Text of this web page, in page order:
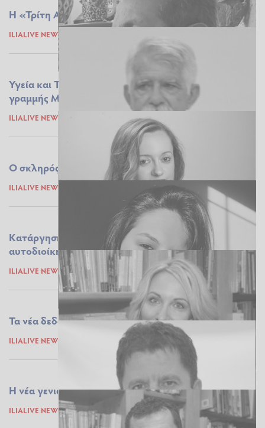
Η «Τρίτη Αποστολή» του Πανεπιστημίου Πατρών
ILIALIVE NEWSROOM
Υγεία και Ταμείο Ανάκαμψης - Η εμπειρία της
γραμμής Μαζινό
ILIALIVE NEWSROOM 11.03.2021 11:47
Ο σκληρός αντίλαλος της βίας...
ILIALIVE NEWSROOM
Κατάργηση της απλής αναλογικής - Νέος νόμος στην
αυτοδιοίκηση
ILIALIVE NEWSROOM 09.03.2021 09:54
Τα νέα δεδομένα για τη συνταξιοδότηση
ILIALIVE NEWSROOM 05.03.2021 11:47
Η νέα γενιά της Ηλείας...
ILIALIVE NEWSROOM 04.03.2021 11:55